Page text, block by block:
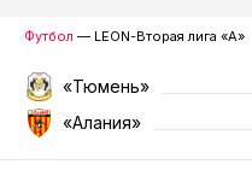
Футбол — LEON-Вторая лига «А»
«Тюмень»
«Алания»